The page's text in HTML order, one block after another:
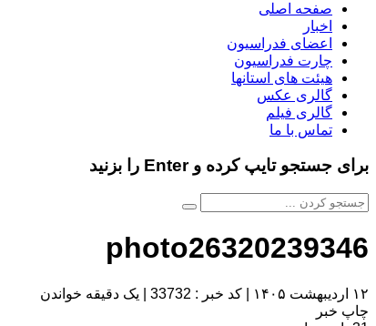
صفحه اصلی
اخبار
اعضای فدراسیون
چارت فدراسیون
هیئت های استانها
گالری عکس
گالری فیلم
تماس با ما
برای جستجو تایپ کرده و Enter را بزنید
photo26320239346
۱۲ اردیبهشت ۱۴۰۵ کد خبر : 33732
یک دقیقه خواندن
چاپ خبر